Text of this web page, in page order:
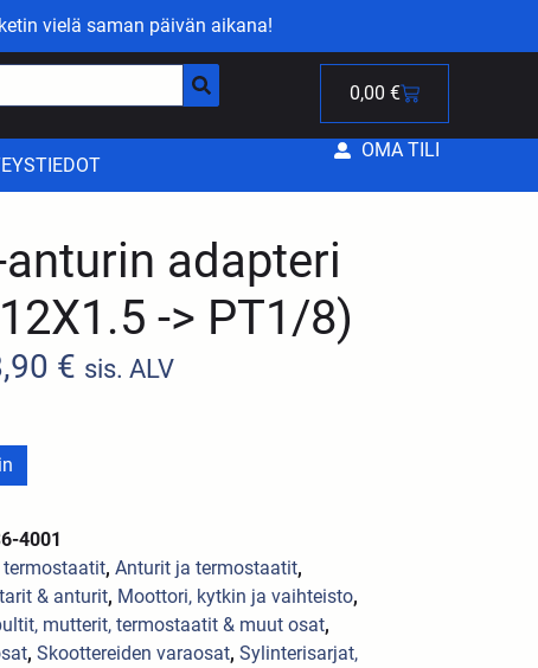
vielä saman päivän aikana!
0,00 €
OMA TILI
adapteri
-> PT1/8)
€ sis. ALV
4001
,Anturit ja termostaatit,
& anturit, Moottori, kytkin ja vaihteisto,
mutterit, termostaatit & muut osat,
,Skoottereiden varaosat,Sylinterisarjat,